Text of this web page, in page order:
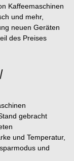
Kaffeemaschinen
und mehr,
neuen Geräten
des Preises
gebracht
und Temperatur,
und